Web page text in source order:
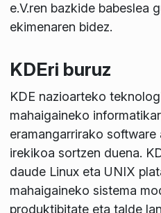
e.V.ren bazkide babeslea
ekimenaren bidez.
KDEri buruz
KDE nazioarteko
mahaigaineko
eramangarrirako software
irekikoa sortzen duena.
daude Linux eta UNIX
mahaigaineko sistema
produktibitate eta talde